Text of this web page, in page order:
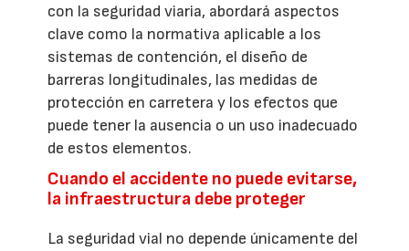
con la seguridad viaria, abordará aspectos
clave como la normativa aplicable a los
sistemas de contención, el diseño de
barreras longitudinales, las medidas de
protección en carretera y los efectos que
puede tener la ausencia o un uso inadecuado
de estos elementos.
Cuando el accidente no puede evitarse,
la infraestructura debe proteger
La seguridad vial no depende únicamente del